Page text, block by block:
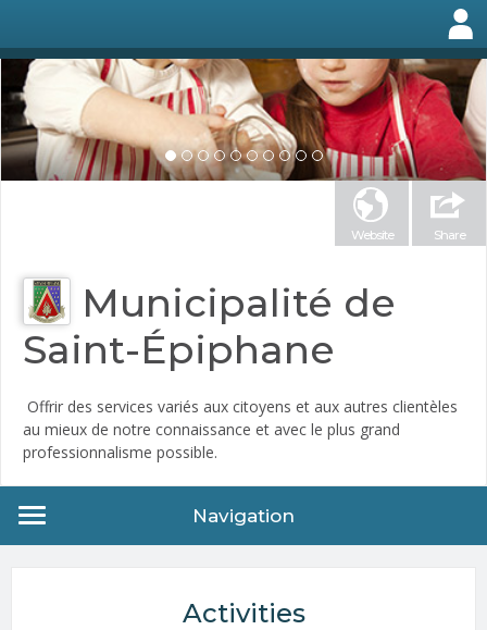
Website Share
Municipalité de
Saint-Épiphane
Offrir des services variés aux citoyens et aux autres clientèles
au mieux de notre connaissance et avec le plus grand
professionnalisme possible.
Navigation
Activities